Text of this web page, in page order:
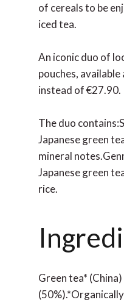
of cereals to be
iced tea.
An iconic duo of
pouches,
instead of €27.90.
The duo
Japanese green
mineral
Japanese green
rice.
Green tea*